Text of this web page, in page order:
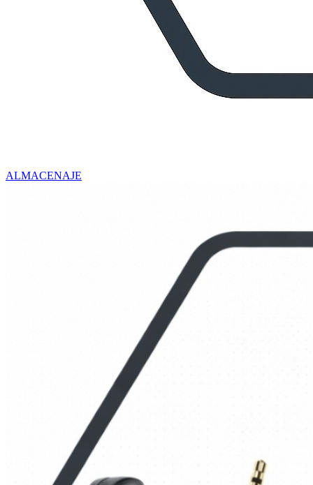
ALMACENAJE